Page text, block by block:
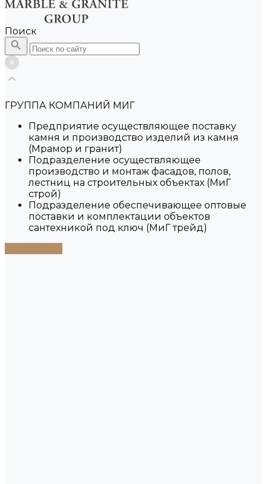
Поиск
ГРУППА КОМПАНИЙ МИГ
Предприятие осуществляющее поставку
камня и производство изделий из камня
(Мрамор и гранит)
Подразделение осуществляющее
производство и монтаж фасадов, полов,
лестниц на строительных объектах (МиГ
строй)
Подразделение обеспечивающее оптовые
поставки и комплектации объектов
сантехникой под ключ (МиГ трейд)